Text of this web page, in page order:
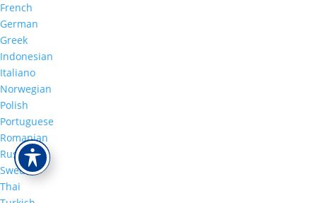
French
German
Greek
Indonesian
Italiano
Norwegian
Polish
Portuguese
Romanian
Russian
Swedish
Thai